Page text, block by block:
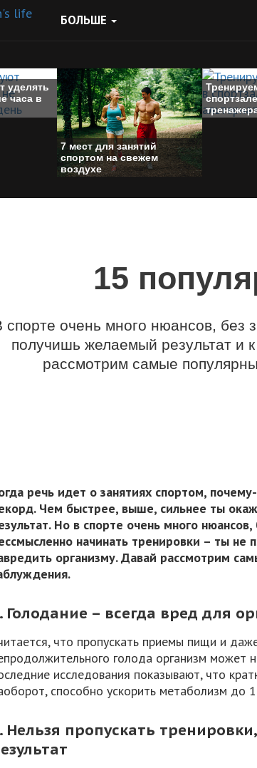
БОЛЬШЕ
уделять
часа в
7 мест для занятий
спортом на свежем
воздухе
15
спорте очень много нюансов, без
получишь желаемый результат и
рассмотрим самые
речь идет о занятиях спортом,
Чем быстрее, выше, сильнее ты
Но в спорте очень много
начинать тренировки – ты
организму. Давай рассмотрим
Голодание – всегда вред для
что пропускать приемы пищи и
голода организм может
исследования показывают, что
способно ускорить метаболизм до
Нельзя пропускать